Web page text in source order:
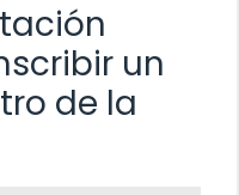
un
de la